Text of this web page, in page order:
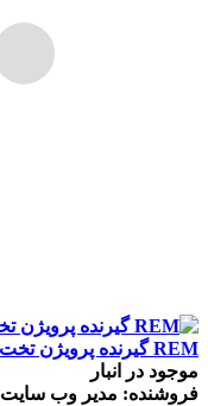
REM گيرنده پرويژن تخت
موجود در انبار
فروشنده: مدیر وب سایت